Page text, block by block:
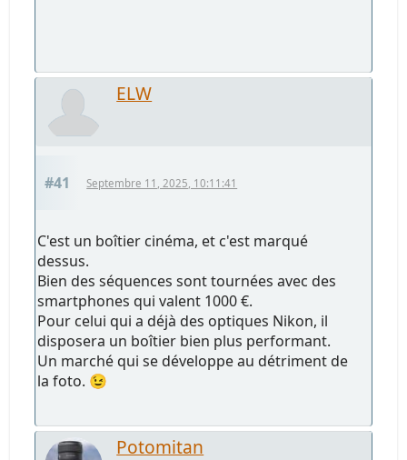
ELW
#41 Septembre 11, 2025, 10:11:41
C'est un boîtier cinéma, et c'est marqué
dessus.
Bien des séquences sont tournées avec des
smartphones qui valent 1000 €.
Pour celui qui a déjà des optiques Nikon, il
disposera un boîtier bien plus performant.
Un marché qui se développe au détriment de
la foto. 😉
Potomitan